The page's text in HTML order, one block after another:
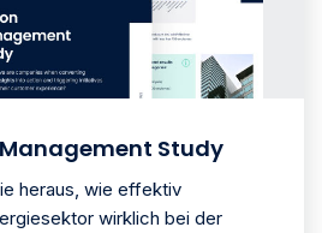
Study
heraus, wie effektiv
wirklich bei der